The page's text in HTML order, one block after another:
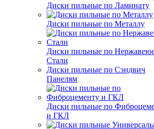
Диски пильные по Ламинату
Диски пильные по Металлу
Диски пильные по
Стали
Диски пильные по Сэндвич
Панелям
Диски пильные по
и ГКЛ